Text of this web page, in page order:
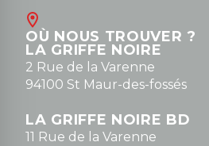
contact@la-griffe-
0148836747
OÙ NOUS TROUVER ?
LA GRIFFE NOIRE
2 Rue de la Varenne
94100 St Maur-des-fossés
LA GRIFFE NOIRE BD
11 Rue de la Varenne